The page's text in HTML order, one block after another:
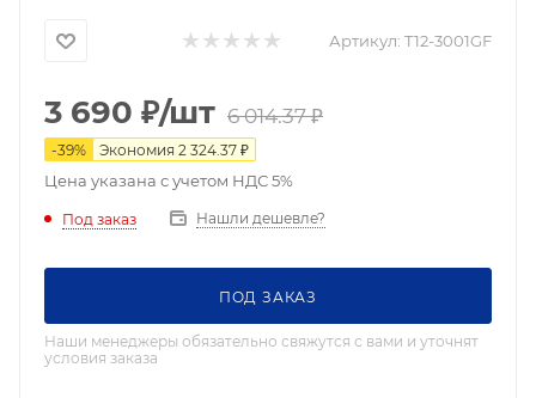
Артикул: T12-3001GF
3 690 ₽/шт 6 014.37₽
-39% Экономия 2 324.37 ₽
Цена указана с учетом НДС 5%
Под заказ Нашли дешевле?
ПОД ЗАКАЗ
Наши менеджеры обязательно свяжутся с вами и уточнят
условия заказа